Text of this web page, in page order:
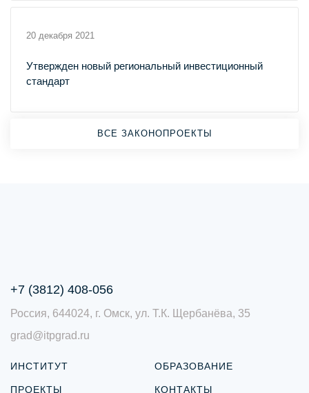
20 декабря 2021
Утвержден новый региональный инвестиционный
стандарт
ВСЕ ЗАКОНОПРОЕКТЫ
+7 (3812) 408-056
Россия, 644024, г. Омск, ул. Т.К. Щербанёва, 35
grad@itpgrad.ru
ИНСТИТУТ
ПРОЕКТЫ
ОБРАЗОВАНИЕ
КОНТАКТЫ